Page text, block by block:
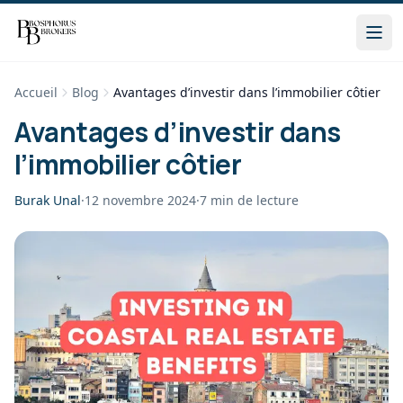
Accueil Blog Avantages d’investir dans l’immobilier côtier
Avantages d’investir dans
l’immobilier côtier
Burak Unal·12 novembre 2024·7 min de lecture